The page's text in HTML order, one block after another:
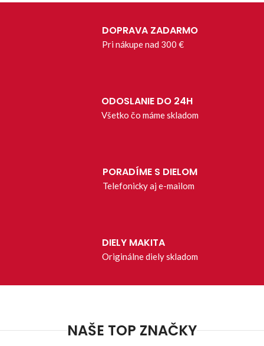
DOPRAVA ZADARMO
Pri nákupe nad 300 €
ODOSLANIE DO 24H
Všetko čo máme skladom
PORADÍME S DIELOM
Telefonicky aj e-mailom
DIELY MAKITA
Originálne diely skladom
NAŠE TOP ZNAČKY